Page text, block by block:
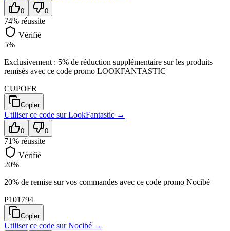
0 0
74% réussite
Vérifié
5%
Exclusivement : 5% de réduction supplémentaire sur les produits
remisés avec ce code promo LOOKFANTASTIC
CUPOFR
Copier
Utiliser ce code surLookFantastic →
0 0
71% réussite
Vérifié
20%
20% de remise sur vos commandes avec ce code promo Nocibé
P101794
Copier
Utiliser ce code surNocibé →